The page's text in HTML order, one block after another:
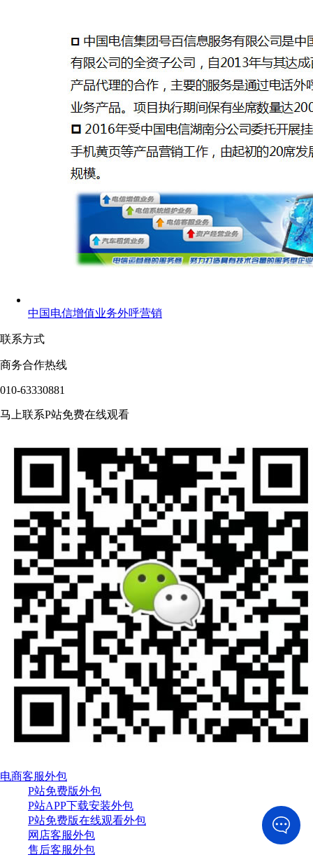
中国电信增值业务外呼营销
联系方式
商务合作热线
010-63330881
马上联系P站免费在线观看
电商客服外包
P站免费版外包
P站APP下载安装外包
P站免费版在线观看外包
网店客服外包
售后客服外包